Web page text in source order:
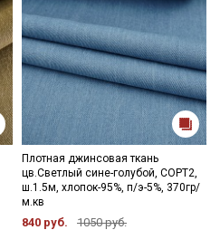
Плотная джинсовая ткань
цв.Светлый сине-голубой, СОРТ2,
ш.1.5м, хлопок-95%, п/э-5%, 370гр/
м.кв
840 руб. 1050 руб.